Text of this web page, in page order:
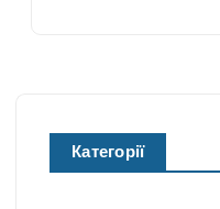
Категорії